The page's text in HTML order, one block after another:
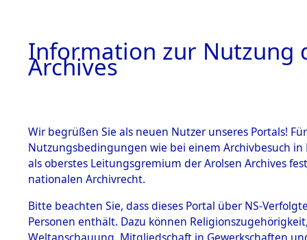
BESTÄNDE
1.
Inhaftierungsdoku
mente
0002
Information zur Nutzung
Archives
Wir begrüßen Sie als neuen Nutzer unseres Portals!
Nutzungsbedingungen wie bei einem Archivbesuch
als oberstes Leitungsgremium der Arolsen Archives
nationalen Archivrecht.
Bitte beachten Sie, dass dieses Portal über NS-
Personen enthält. Dazu können